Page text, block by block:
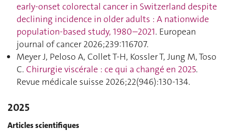
early-onset colorectal cancer in Switzerland despite
declining incidence in older adults : A nationwide
population-based study, 1980–2021. European
journal of cancer 2026;239:116707.
Meyer J, Peloso A, Collet T-H, Kossler T, Jung M, Toso
C. Chirurgie viscérale : ce qui a changé en 2025.
Revue médicale suisse 2026;22(946):130‑134.
2025
Articles scientifiques